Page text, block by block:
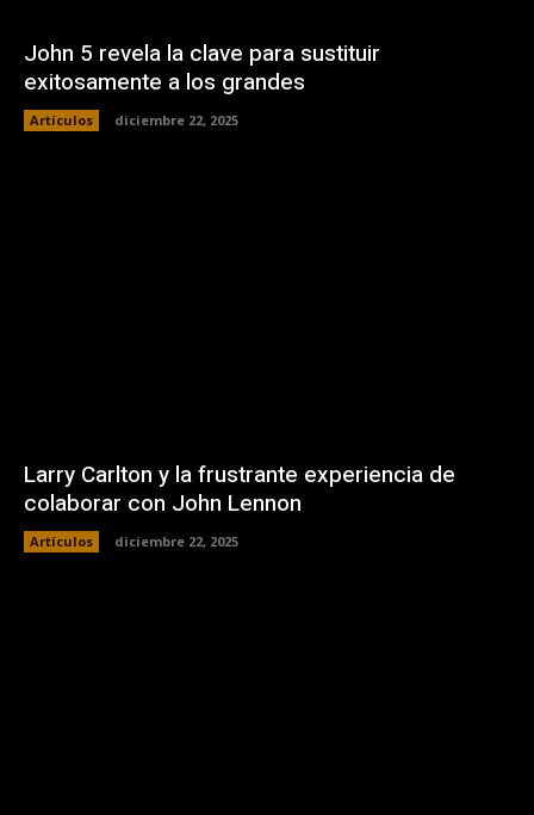
John 5 revela la clave para sustituir
exitosamente a los grandes
Artículos diciembre 22, 2025
Larry Carlton y la frustrante experiencia de
colaborar con John Lennon
Artículos diciembre 22, 2025